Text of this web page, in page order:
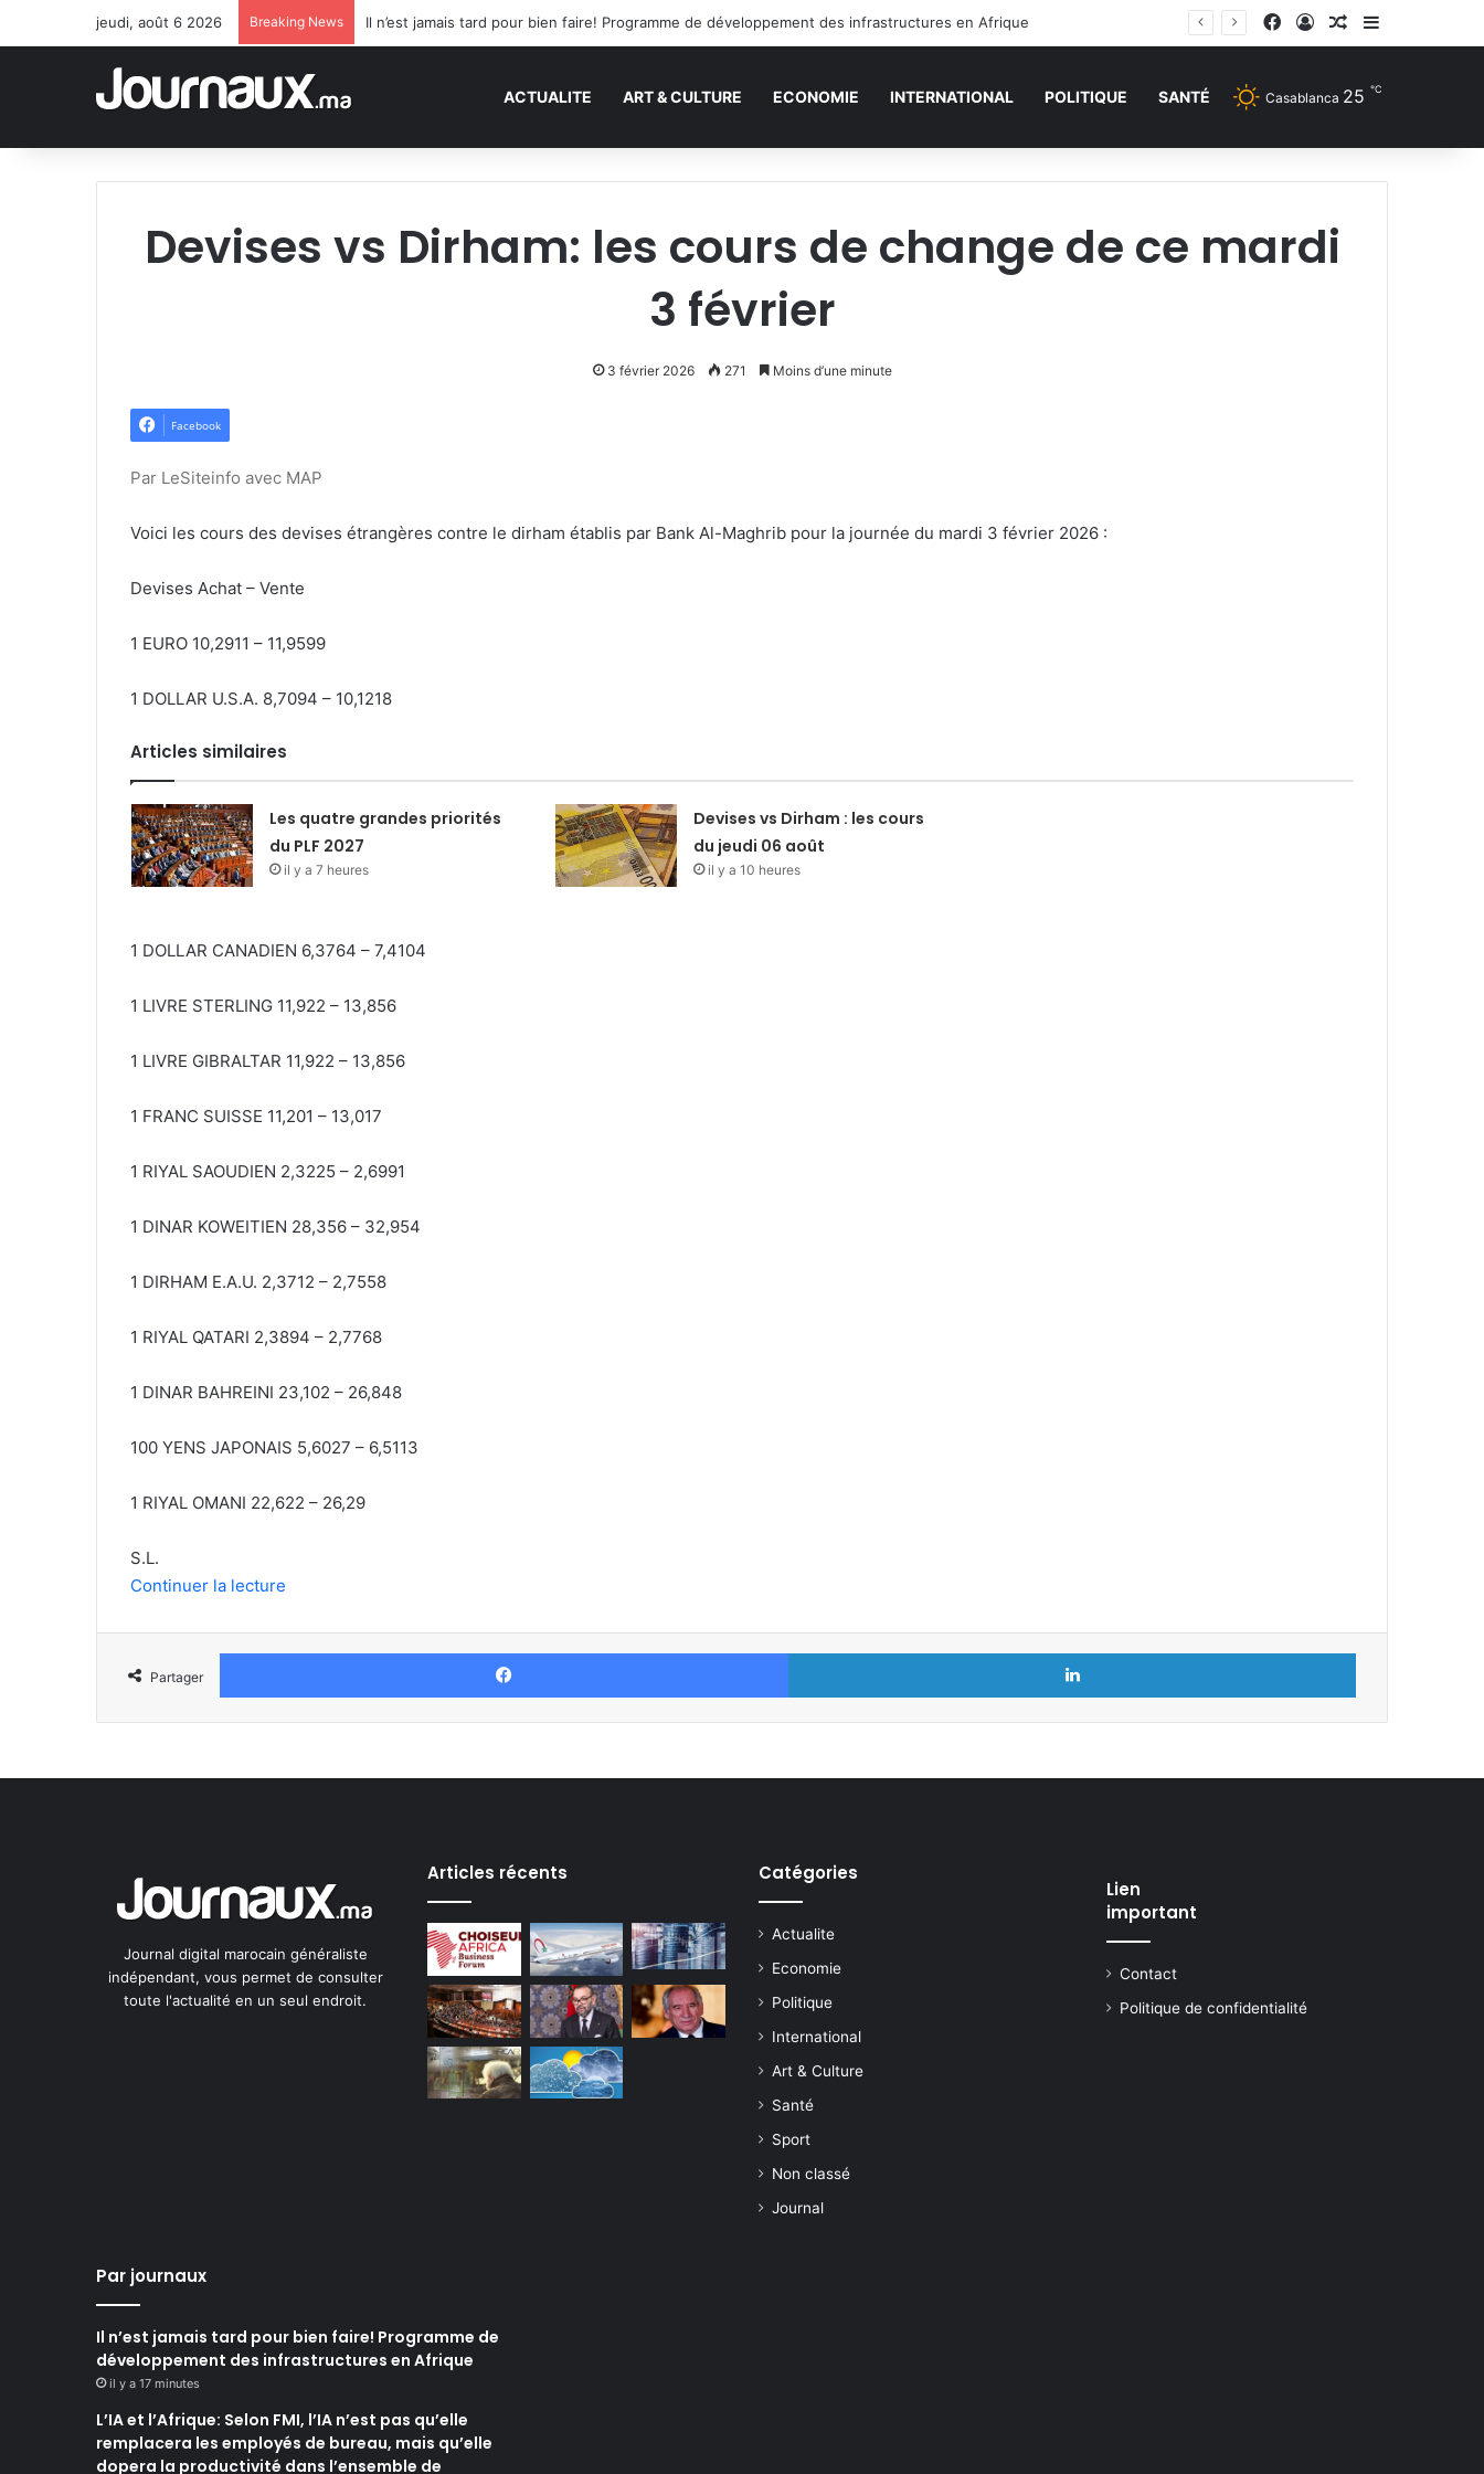
jeudi, août 6 2026 Breaking News Il n’est jamais tard pour bien faire! Programme de développement des infrastructures en Afrique Facebook
Connexion
Article Aléatoire
Sidebar
ACTUALITE ART & CULTURE ECONOMIE INTERNATIONAL POLITIQUE SANTÉ Casablanca 25 ℃
Devises vs Dirham: les cours de change de ce mardi
3 février
3 février 2026 271 Moins d’une minute
Facebook
Par LeSiteinfo avec MAP
Voici les cours des devises étrangères contre le dirham établis par Bank Al-Maghrib pour la journée du mardi 3 février 2026 :
Devises Achat – Vente
1 EURO 10,2911 – 11,9599
1 DOLLAR U.S.A. 8,7094 – 10,1218
Articles similaires
Les quatre grandes priorités
du PLF 2027
il y a 7 heures
Devises vs Dirham : les cours
du jeudi 06 août
il y a 10 heures
1 DOLLAR CANADIEN 6,3764 – 7,4104
1 LIVRE STERLING 11,922 – 13,856
1 LIVRE GIBRALTAR 11,922 – 13,856
1 FRANC SUISSE 11,201 – 13,017
1 RIYAL SAOUDIEN 2,3225 – 2,6991
1 DINAR KOWEITIEN 28,356 – 32,954
1 DIRHAM E.A.U. 2,3712 – 2,7558
1 RIYAL QATARI 2,3894 – 2,7768
1 DINAR BAHREINI 23,102 – 26,848
100 YENS JAPONAIS 5,6027 – 6,5113
1 RIYAL OMANI 22,622 – 26,29
S.L.
Continuer la lecture
Partager
Facebook Linkedin
Journal digital marocain généraliste
indépendant, vous permet de consulter
toute l'actualité en un seul endroit.
Articles récents Catégories
Actualite
Economie
Politique
International
Art & Culture
Santé
Sport
Non classé
Journal
Lien
important
Contact
Politique de confidentialité
Par journaux
Il n’est jamais tard pour bien faire! Programme de
développement des infrastructures en Afrique
il y a 17 minutes
L’IA et l’Afrique: Selon FMI, l’IA n’est pas qu’elle
remplacera les employés de bureau, mais qu’elle
dopera la productivité dans l’ensemble de